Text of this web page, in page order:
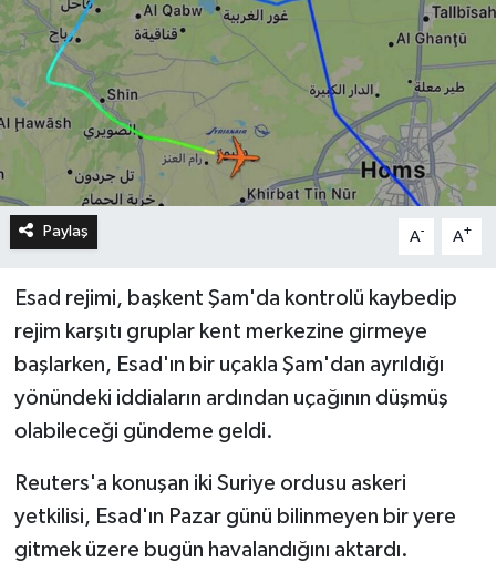
Paylaş A- A+
Esad rejimi, başkent Şam'da kontrolü kaybedip
rejim karşıtı gruplar kent merkezine girmeye
başlarken, Esad'ın bir uçakla Şam'dan ayrıldığı
yönündeki iddiaların ardından uçağının düşmüş
olabileceği gündeme geldi.
Reuters'a konuşan iki Suriye ordusu askeri
yetkilisi, Esad'ın Pazar günü bilinmeyen bir yere
gitmek üzere bugün havalandığını aktardı.